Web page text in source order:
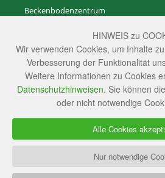
HINWEIS zu
Wir verwenden Cookies, um Inhalte
Verbesserung der Funktionalität
Weitere Informationen zu Cookies
Datenschutzhinweisen. Sie können
oder nicht notwendige
Alle Cookies
Nur notwendige
Beckenbodenzentrum
Zentrum für gutartige
Zentrum für Andrologie
Transgenderzentrum
Anästhesie und Intensivmedizin
Radiologie
Ambulante Versorgungs­zentren
Studienzentrale